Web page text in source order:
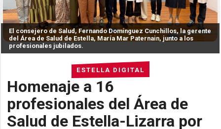
ESTELLA DIGITAL
Homenaje a 16
profesionales del Área de
Salud de Estella-Lizarra por
El consejero de Salud, Fernando Domínguez Cunchillos, la gerente
del Área de Salud de Estella, María Mar Paternain, junto a los
profesionales jubilados.